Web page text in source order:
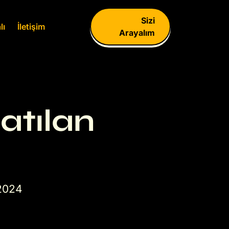
İletişim
Sizi
Arayalım